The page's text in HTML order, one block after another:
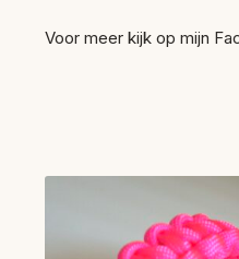
Voor meer kijk op mijn